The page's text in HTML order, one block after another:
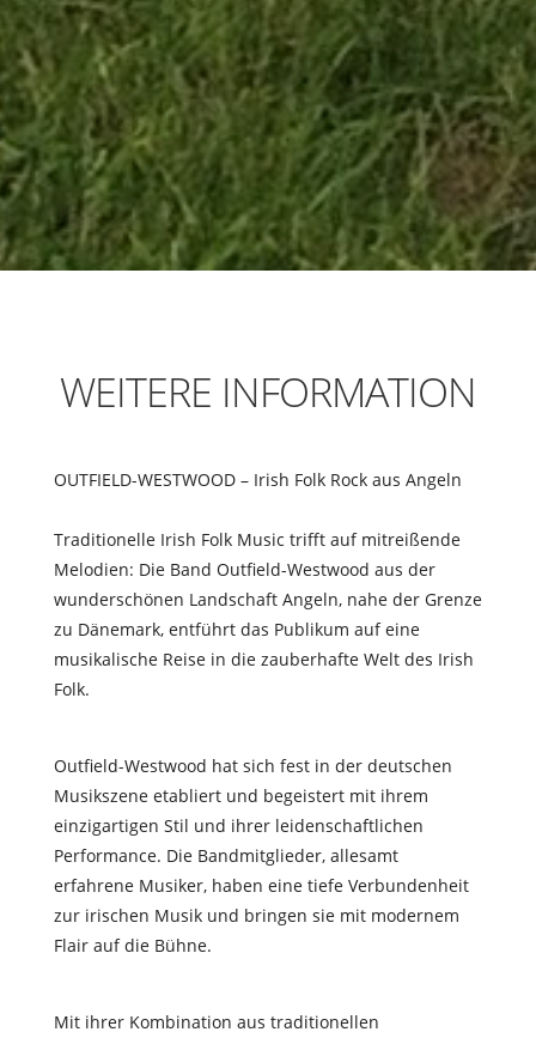
WEITERE INFORMATION
OUTFIELD-WESTWOOD – Irish Folk Rock aus Angeln
Traditionelle Irish Folk Music trifft auf mitreißende
Melodien: Die Band Outfield-Westwood aus der
wunderschönen Landschaft Angeln, nahe der Grenze
zu Dänemark, entführt das Publikum auf eine
musikalische Reise in die zauberhafte Welt des Irish
Folk.
Outfield-Westwood hat sich fest in der deutschen
Musikszene etabliert und begeistert mit ihrem
einzigartigen Stil und ihrer leidenschaftlichen
Performance. Die Bandmitglieder, allesamt
erfahrene Musiker, haben eine tiefe Verbundenheit
zur irischen Musik und bringen sie mit modernem
Flair auf die Bühne.
Mit ihrer Kombination aus traditionellen